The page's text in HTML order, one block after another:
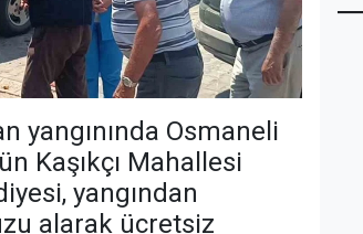
yangınında Osmaneli
Kaşıkçı Mahallesi
yangından
alarak ücretsiz